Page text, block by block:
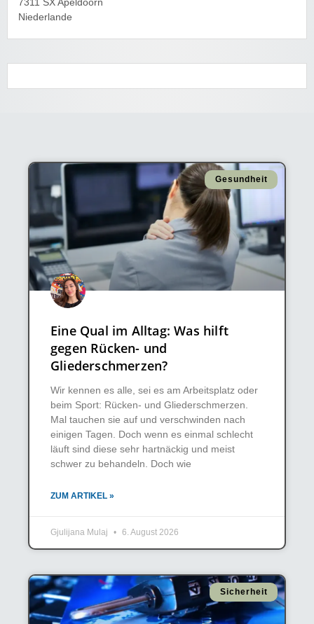
7311 SX Apeldoorn
Niederlande
Gesundheit
Eine Qual im Alltag: Was hilft
gegen Rücken- und
Gliederschmerzen?
Wir kennen es alle, sei es am Arbeitsplatz oder
beim Sport: Rücken- und Gliederschmerzen.
Mal tauchen sie auf und verschwinden nach
einigen Tagen. Doch wenn es einmal schlecht
läuft sind diese sehr hartnäckig und meist
schwer zu behandeln. Doch wie
ZUM ARTIKEL »
Gjulijana Mulaj 6. August 2026
Sicherheit